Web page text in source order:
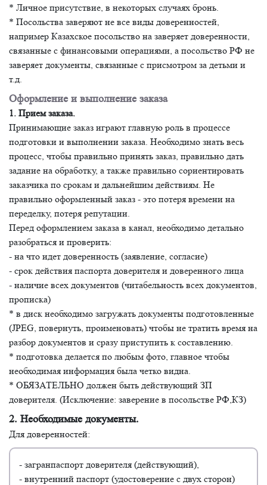
* Личное присутствие, в некоторых случаях бронь.
* Посольства заверяют не все виды доверенностей,
например Казахское посольство на заверяет доверенности,
связанные с финансовыми операциями, а посольство РФ не
заверяет документы, связанные с присмотром за детьми и
т.д.
Оформление и выполнение заказа
1. Прием заказа.
Принимающие заказ играют главную роль в процессе
подготовки и выполнении заказа. Необходимо знать весь
процесс, чтобы правильно принять заказ, правильно дать
задание на обработку, а также правильно сориентировать
заказчика по срокам и дальнейшим действиям. Не
правильно оформленный заказ - это потеря времени на
переделку, потеря репутации.
Перед оформлением заказа в канал, необходимо детально
разобраться и проверить:
- на что идет доверенность (заявление, согласие)
- срок действия паспорта доверителя и доверенного лица
- наличие всех документов (читабельность всех документов,
прописка)
* в диск необходимо загружать документы подготовленные
(JPEG, повернуть, проименовать) чтобы не тратить время на
разбор документов и сразу приступить к составлению.
* подготовка делается по любым фото, главное чтобы
необходимая информация была четко видна.
* ОБЯЗАТЕЛЬНО должен быть действующий ЗП
доверителя. (Исключение: заверение в посольстве РФ,КЗ)
2. Необходимые документы.
Для доверенностей:
- загранпаспорт доверителя (действующий),
- внутренний паспорт (удостоверение с двух сторон)